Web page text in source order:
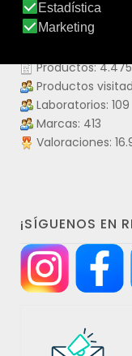
DATOS IDERMO
Productos: 4.475
Productos
Laboratorios: 109
Marcas: 413
Valoraciones:
¡SÍGUENOS EN